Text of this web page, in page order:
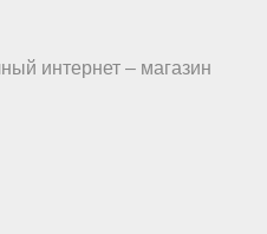
интернет – магазин